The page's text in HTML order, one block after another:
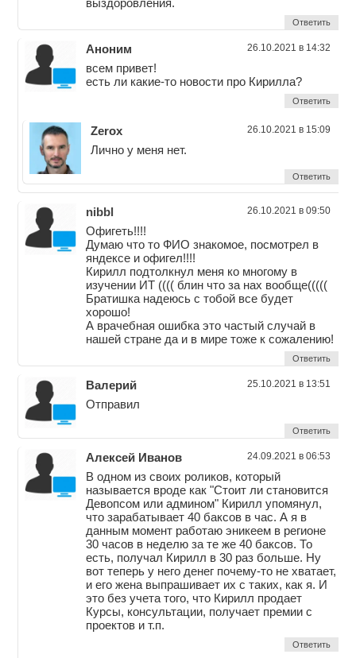
выздоровления.
Ответить
Аноним 26.10.2021 в 14:32
всем привет!
есть ли какие-то новости про Кирилла?
Ответить
Zerox 26.10.2021 в 15:09
Лично у меня нет.
Ответить
nibbl 26.10.2021 в 09:50
Офигеть!!!!
Думаю что то ФИО знакомое, посмотрел в
яндексе и офигел!!!!
Кирилл подтолкнул меня ко многому в
изучении ИТ (((( блин что за нах вообще(((((
Братишка надеюсь с тобой все будет
хорошо!
А врачебная ошибка это частый случай в
нашей стране да и в мире тоже к сожалению!
Ответить
Валерий 25.10.2021 в 13:51
Отправил
Ответить
Алексей Иванов 24.09.2021 в 06:53
В одном из своих роликов, который
называется вроде как "Стоит ли становится
Девопсом или админом" Кирилл упомянул,
что зарабатывает 40 баксов в час. А я в
данным момент работаю эникеем в регионе
30 часов в неделю за те же 40 баксов. То
есть, получал Кирилл в 30 раз больше. Ну
вот теперь у него денег почему-то не хватает,
и его жена выпрашивает их с таких, как я. И
это без учета того, что Кирилл продает
Курсы, консультации, получает премии с
проектов и т.п.
Ответить